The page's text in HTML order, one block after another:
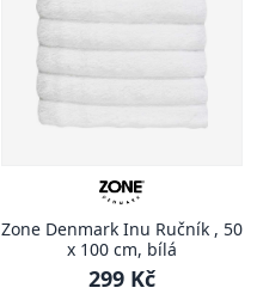
Zone Denmark Inu Ručník , 50
x 100 cm, bílá
299 Kč